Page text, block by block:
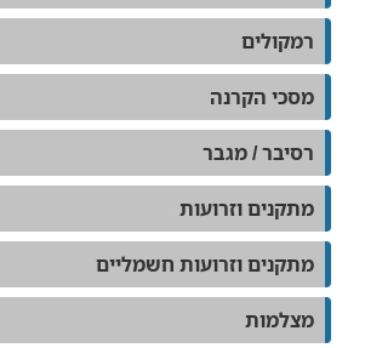
רמקולים
מסכי הקרנה
רסיבר / מגבר
מתקנים וזרועות
מתקנים וזרועות חשמליים
מצלמות